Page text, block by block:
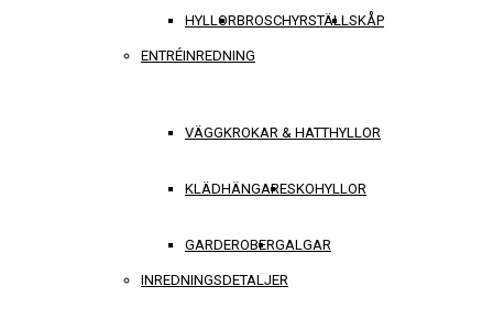
HYLLORBROSCHYRSTÄLLSKÅP
ENTRÉINREDNING
VÄGGKROKAR & HATTHYLLOR
KLÄDHÄNGARESKOHYLLOR
GARDEROBERGALGAR
INREDNINGSDETALJER